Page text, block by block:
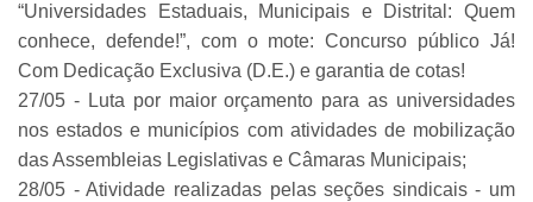
“Universidades Estaduais, Municipais e Distrital: Quem
conhece, defende!”, com o mote: Concurso público Já!
Com Dedicação Exclusiva (D.E.) e garantia de cotas!
27/05 - Luta por maior orçamento para as universidades
nos estados e municípios com atividades de mobilização
das Assembleias Legislativas e Câmaras Municipais;
28/05 - Atividade realizadas pelas seções sindicais - um